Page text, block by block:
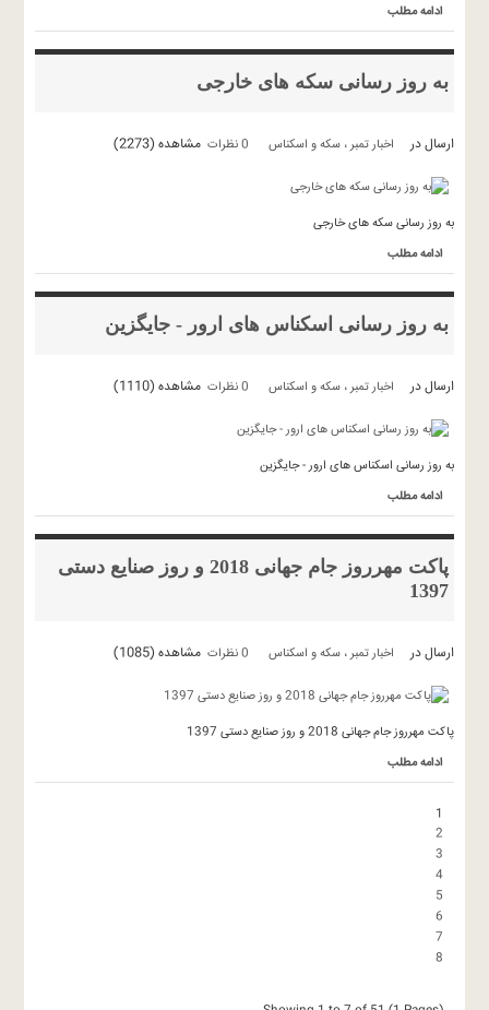
ادامه مطلب
به روز رسانی سکه های خارجی
ارسال در اخبار تمبر ، سکه و اسکناس 0 نظرات مشاهده (2273)
به روز رسانی سکه های خارجی
ادامه مطلب
به روز رسانی اسکناس های ارور - جایگزین
ارسال در اخبار تمبر ، سکه و اسکناس 0 نظرات مشاهده (1110)
به روز رسانی اسکناس های ارور - جایگزین
ادامه مطلب
پاکت مهرروز جام جهانی 2018 و روز صنایع دستی
1397
ارسال در اخبار تمبر ، سکه و اسکناس 0 نظرات مشاهده (1085)
پاکت مهرروز جام جهانی 2018 و روز صنایع دستی 1397
ادامه مطلب
1
2
3
4
5
6
7
8